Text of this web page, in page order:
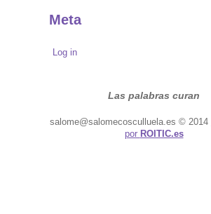
Meta
Log in
Las palabras curan
salome@salomecosculluela.es © 2014
por ROITIC.es